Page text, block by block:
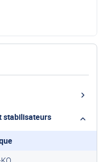
stabilisateurs